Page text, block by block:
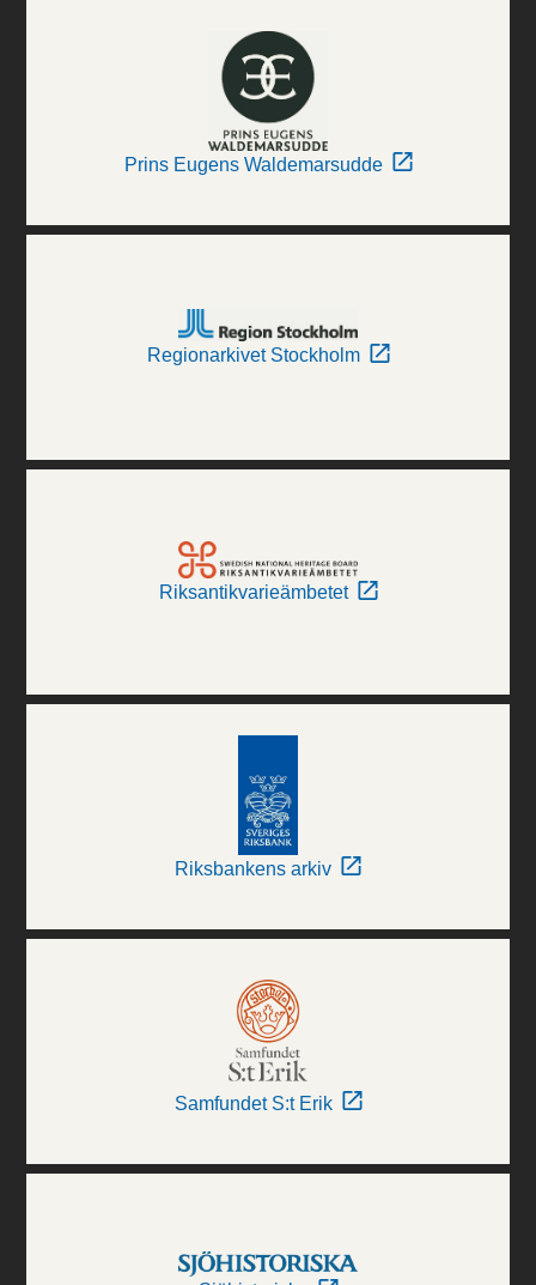
Prins Eugens Waldemarsudde
Regionarkivet Stockholm
Riksantikvarieämbetet
Riksbankens arkiv
Samfundet S:t Erik